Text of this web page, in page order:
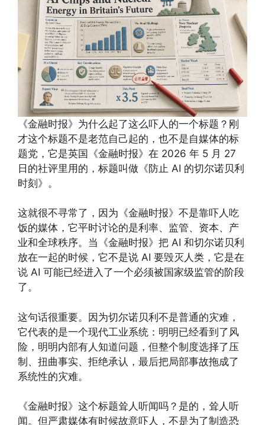
《金融时报》为什么起了这么吓人的一个标题？刚
才这个标题不是老范自己起的，也不是自媒体的标
题党，它是英国《金融时报》在 2026 年 5 月 27
日的社评里用的，标题叫做《防止 AI 的切尔诺贝利
时刻》。
这就很不寻常了，因为《金融时报》不是靠吓人吃
饭的媒体，它平时讨论的是利率、监管、资本、产
业和全球秩序。当《金融时报》把 AI 和切尔诺贝利
放在一起的时候，它不是说 AI 要毁灭人类，它是在
说 AI 可能已经进入了一个必须被国家级监管的阶段
了。
这句话很重要。因为切尔诺贝利不是普通的灾难，
它代表的是一个现代工业系统：明明已经看到了风
险，明明内部有人知道问题，但整个制度选择了压
制、扭曲事实、拒绝承认，最后把局部事故拖成了
系统性的灾难。
《金融时报》这个标题耸人听闻吗？是的，耸人听
闻。但严肃媒体有时候故意吓人，不是为了制造恐